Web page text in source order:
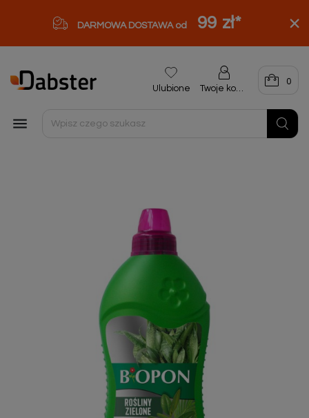
DARMOWA DOSTAWA od 99 zł*

Ulubione Twoje konto
0